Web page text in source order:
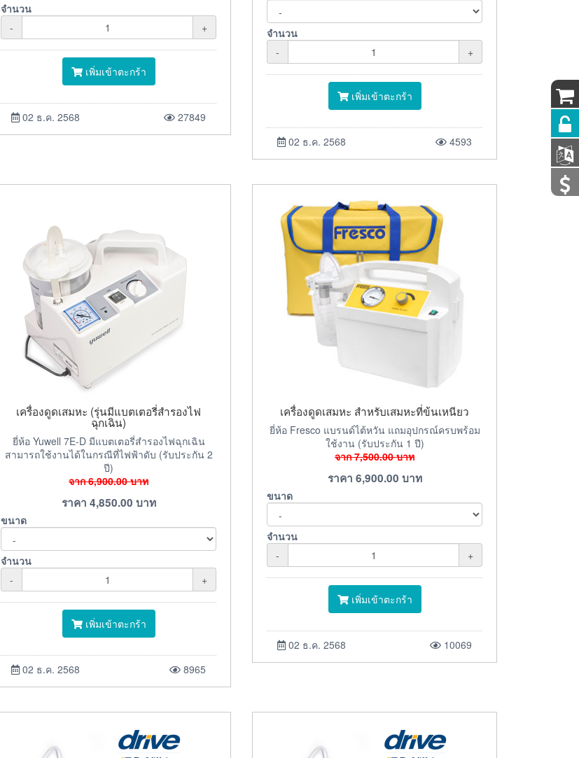
จำนวน
-
+
เพิ่มเข้าตะกร้า
02 ธ.ค. 2568 27849
จำนวน
-
+
เพิ่มเข้าตะกร้า
02 ธ.ค. 2568 4593
เครื่องดูดเสมหะ (รุ่นมีแบตเตอรี่สำรองไฟ
ฉุกเฉิน)
ยี่ห้อ Yuwell 7E-D มีแบตเตอรี่สำรองไฟฉุกเฉิน
สามารถใช้งานได้ในกรณีที่ไฟฟ้าดับ (รับประกัน 2
ปี)
จาก6,900.00บาท
ราคา 4,850.00 บาท
ขนาด
จำนวน
-
+
เพิ่มเข้าตะกร้า
02 ธ.ค. 2568 8965
เครื่องดูดเสมหะ สำหรับเสมหะที่ข้นเหนียว
ยี่ห้อ Fresco แบรนด์ไต้หวัน แถมอุปกรณ์ครบพร้อม
ใช้งาน (รับประกัน 1 ปี)
จาก7,500.00บาท
ราคา 6,900.00 บาท
ขนาด
จำนวน
-
+
เพิ่มเข้าตะกร้า
02 ธ.ค. 2568 10069